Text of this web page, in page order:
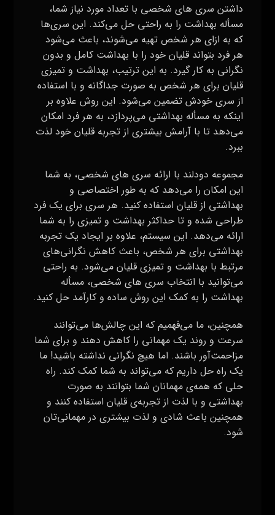
داشتن سری های شخصی با تعداد مورد نیاز شما،
مسأله بهداشت را به راحتی حل می‌کند. این سری‌ها
که به ازای هر شخص تهیه می‌شوند، باعث می‌شود
هر فرد بتواند قلیان خود را با بهداشت کامل و بدون
نگرانی به کار گیرد. به این ترتیب، بهداشت و تمیزی
قلیان برای هر شخص به صورت جداگانه و با استفاده
از سری خودش تضمین می‌شود. این روش علاوه بر
اینکه به مسأله بهداشتی می‌پردازد، به هر فرد امکان
می‌دهد تا با آرامش بیشتری از تجربه قلیان خود لذت
ببرد.
مجموعه دودلند با ارائه سری های شخصی، به شما
این امکان را می‌دهد که به طور اختصاصی و
بهداشتی از قلیان استفاده کنید. هر سری برای یک فرد
طراحی شده و تا حداکثر بهداشت و تمیزی را به شما
ارائه می‌دهد. این سیستم، علاوه بر ایجاد یک تجربه
بهداشتی برای هر شخص، باعث کاهش نگرانی‌های
مرتبط با بهداشت و تمیزی قلیان می‌شود. به راحتی
می‌توانید با انتخاب سری های شخصی، مسأله
بهداشت را به کمک این روش ساده و کارآمد حل کنید.
همچنین، ما می‌فهمیم که این چالش‌ها می‌توانند
سرعت و روند یک مهمانی را کاهش دهند و برای شما
مزاحمت‌آور باشند. اما هیچ نگرانی نداشته باشید! ما
یک راه حل داریم که می‌تواند به شما کمک کند. راه
حلی که همه‌ی مهمانان شما بتوانند به صورت
بهداشتی و با لذت از تجربه‌ی قلیان استفاده کنند و
همچنین باعث شادی و لذت بیشتری در مهمانی‌تان
شود.